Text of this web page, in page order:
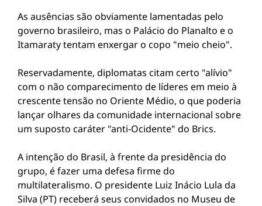
As ausências são obviamente lamentadas pelo
governo brasileiro, mas o Palácio do Planalto e o
Itamaraty tentam enxergar o copo "meio cheio".
Reservadamente, diplomatas citam certo "alívio"
com o não comparecimento de líderes em meio à
crescente tensão no Oriente Médio, o que poderia
lançar olhares da comunidade internacional sobre
um suposto caráter "anti-Ocidente" do Brics.
A intenção do Brasil, à frente da presidência do
grupo, é fazer uma defesa firme do
multilateralismo. O presidente Luiz Inácio Lula da
Silva (PT) receberá seus convidados no Museu de